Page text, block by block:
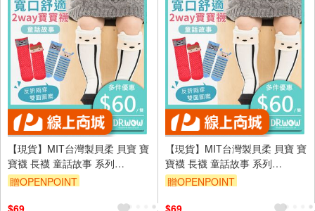
【現貨】MIT台灣製貝柔 貝寶 寶
寶襪 長襪 童話故事 系列
HP5850/HP5851/HP5852
贈OPENPOINT
【現貨】MIT台灣製貝柔 貝寶 寶
寶襪 長襪 童話故事 系列
HP5850/HP5851/HP5852
贈OPENPOINT